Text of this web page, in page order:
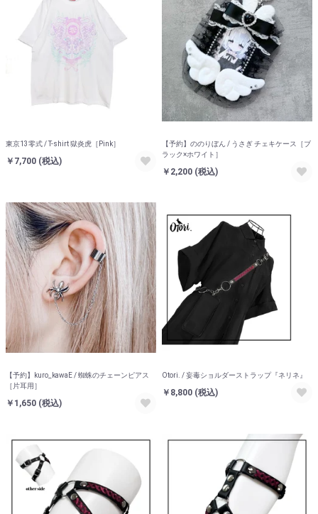
東京13零式 / T-shirt 獄炎虎［Pink］
￥7,700 (税込)
【予約】ののりぼん / うさぎ チェキケース［ブ
ラック×ホワイト］
￥2,200 (税込)
【予約】kuro_kawaE / 蜘蛛のチェーンピアス
［片耳用］
￥1,650 (税込)
Otori. / 妄毒ショルダーストラップ『ネリネ』
￥8,800 (税込)